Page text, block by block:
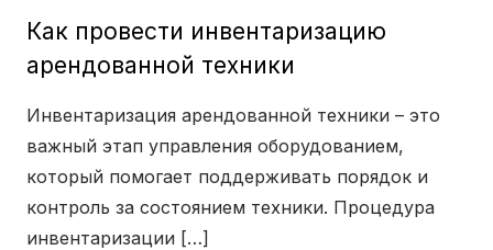
Как провести инвентаризацию
арендованной техники
Инвентаризация арендованной техники – это
важный этап управления оборудованием,
который помогает поддерживать порядок и
контроль за состоянием техники. Процедура
инвентаризации […]